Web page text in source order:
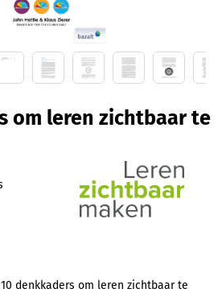
om leren zichtbaar te
denkkaders om leren zichtbaar te